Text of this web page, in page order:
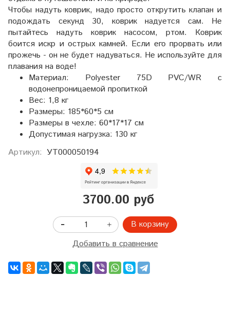
Чтобы надуть коврик, надо просто открутить клапан и
подождать секунд 30, коврик надуется сам. Не
пытайтесь надуть коврик насосом, ртом. Коврик
боится искр и острых камней. Если его прорвать или
прожечь - он не будет надуваться. Не используйте для
плавания на воде!
Материал: Polyester 75D PVC/WR с
водонепроницаемой пропиткой
Вес: 1,8 кг
Размеры: 185*60*5 см
Размеры в чехле: 60*17*17 см
Допустимая нагрузка: 130 кг
Артикул: УТ000050194
3700.00 руб
В корзину
Добавить в сравнение